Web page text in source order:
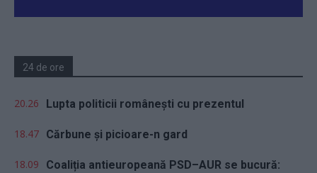
24 de ore
20.26 Lupta politicii românești cu prezentul
18.47 Cărbune și picioare-n gard
18.09
Coaliția antieuropeană PSD–AUR se bucură: